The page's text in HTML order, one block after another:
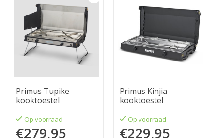
Primus Tupike
kooktoestel
Op voorraad
€279,95
Primus Kinjia
kooktoestel
Op voorraad
€229,95